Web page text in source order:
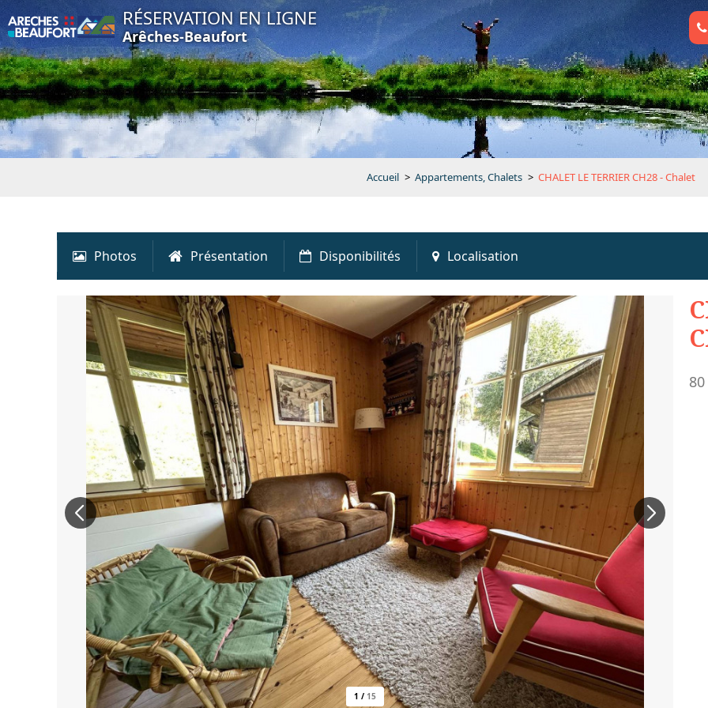
RÉSERVATION EN LIGNE
Arêches-Beaufort
Accueil > Appartements, Chalets > CHALET LE TERRIER CH28 - Chalet
Photos Présentation Disponibilités Localisation
1 / 15
80